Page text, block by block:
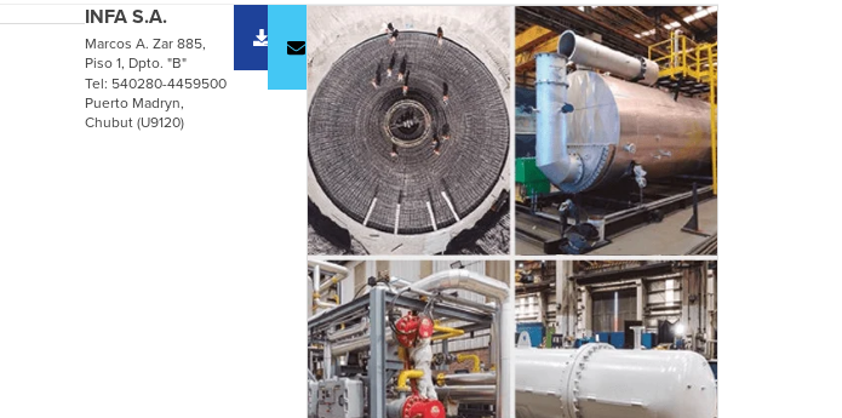
INFA S.A.
Marcos A. Zar 885,
Piso 1, Dpto. "B"
Tel: 540280-4459500
Puerto Madryn,
Chubut (U9120)
Descargar
catálogo
Contactar
a la
empresa